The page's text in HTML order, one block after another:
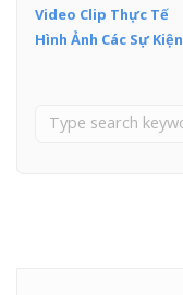
Video Clip Thực Tế
Hình Ảnh Các Sự Kiện